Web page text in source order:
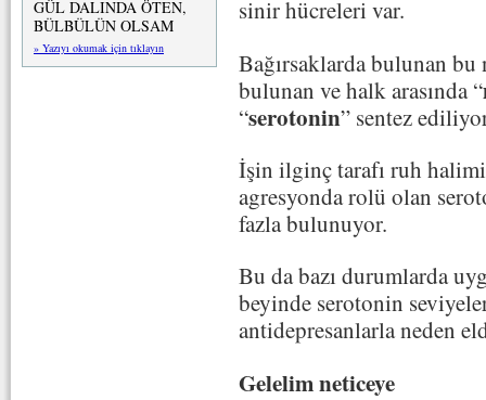
GÜL DALINDA ÖTEN,
BÜLBÜLÜN OLSAM
» Yazıyı okumak için tıklayın
sinir hücreleri var.
Bağırsaklarda bulunan bu
bulunan ve halk arasında “
“serotonin” sentez
İşin ilginç tarafı ruh
agresyonda rolü olan
fazla bulunuyor.
Bu da bazı durumlarda
beyinde serotonin
antidepresanlarla neden
Gelelim neticeye